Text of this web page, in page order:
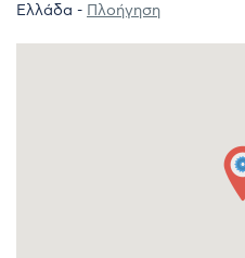
Ελλάδα - Πλοήγηση